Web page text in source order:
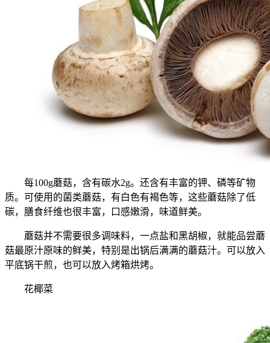
每100g蘑菇，含有碳水2g。还含有丰富的钾、磷等矿物
质。可使用的菌类蘑菇，有白色有褐色等，这些蘑菇除了低
碳，膳食纤维也很丰富，口感嫩滑，味道鲜美。
蘑菇并不需要很多调味料，一点盐和黑胡椒，就能品尝蘑
菇最原汁原味的鲜美，特别是出锅后满满的蘑菇汁。可以放入
平底锅干煎，也可以放入烤箱烘烤。
花椰菜